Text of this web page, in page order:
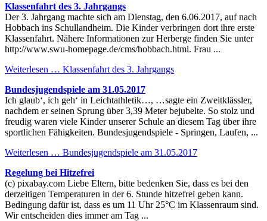
Klassenfahrt des 3. Jahrgangs
Der 3. Jahrgang machte sich am Dienstag, den 6.06.2017, auf nach
Hobbach ins Schullandheim. Die Kinder verbringen dort ihre erste
Klassenfahrt. Nähere Informationen zur Herberge finden Sie unter
http://www.swu-homepage.de/cms/hobbach.html. Frau ...
Weiterlesen … Klassenfahrt des 3. Jahrgangs
Bundesjugendspiele am 31.05.2017
Ich glaub‘, ich geh‘ in Leichtathletik…, …sagte ein Zweitklässler,
nachdem er seinen Sprung über 3,39 Meter bejubelte. So stolz und
freudig waren viele Kinder unserer Schule an diesem Tag über ihre
sportlichen Fähigkeiten. Bundesjugendspiele - Springen, Laufen, ...
Weiterlesen … Bundesjugendspiele am 31.05.2017
Regelung bei Hitzefrei
(c) pixabay.com Liebe Eltern, bitte bedenken Sie, dass es bei den
derzeitigen Temperaturen in der 6. Stunde hitzefrei geben kann.
Bedingung dafür ist, dass es um 11 Uhr 25°C im Klassenraum sind.
Wir entscheiden dies immer am Tag ...